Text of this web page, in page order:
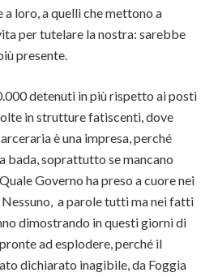
a loro, a quelli che mettono a
per tutelare la nostra: sarebbe
presente.
detenuti in più rispetto ai posti
in strutture fatiscenti, dove
è una impresa, perché
bada, soprattutto se mancano
Governo ha preso a cuore nei
a parole tutti ma nei fatti
dimostrando in questi giorni di
ad esplodere, perché il
dichiarato inagibile, da Foggia